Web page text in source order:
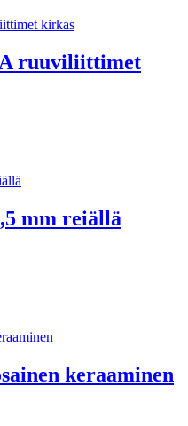
ruuviliittimet
mm reiällä
keraaminen